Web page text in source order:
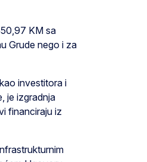
KM sa
Grude nego i za
investitora i
je izgradnja
financiraju iz